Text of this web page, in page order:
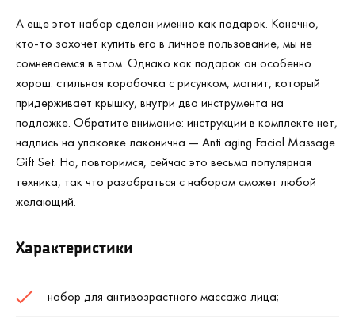
А еще этот набор сделан именно как подарок. Конечно,
кто-то захочет купить его в личное пользование, мы не
сомневаемся в этом. Однако как подарок он особенно
хорош: стильная коробочка с рисунком, магнит, который
придерживает крышку, внутри два инструмента на
подложке. Обратите внимание: инструкции в комплекте нет,
надпись на упаковке лаконична — Anti aging Facial Massage
Gift Set. Но, повторимся, сейчас это весьма популярная
техника, так что разобраться с набором сможет любой
желающий.
Характеристики
набор для антивозрастного массажа лица;